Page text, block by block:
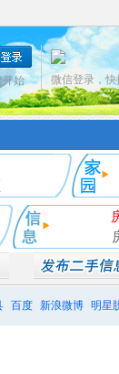
微信登录，快
开始
百度 新浪微博 明星